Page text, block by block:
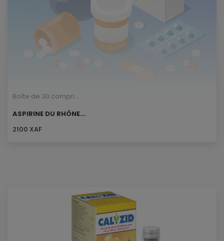
Boîte de 30 compri...
ASPIRINE DU RHÔNE...
2100 XAF